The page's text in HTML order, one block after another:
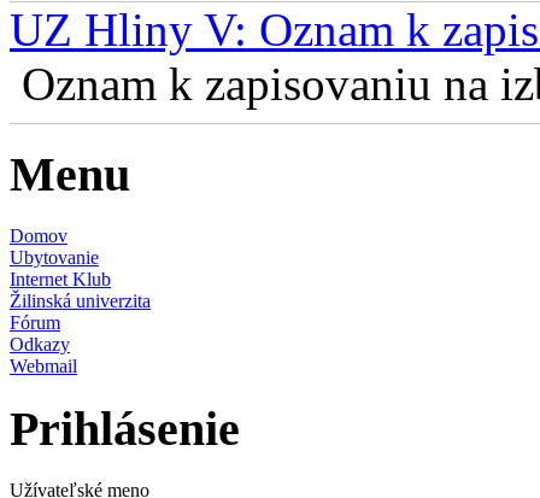
UZ Hliny V: Oznam k
Oznam k zapisovaniu na
Menu
Domov
Ubytovanie
Internet Klub
Žilinská univerzita
Fórum
Odkazy
Webmail
Prihlásenie
Užívateľské meno